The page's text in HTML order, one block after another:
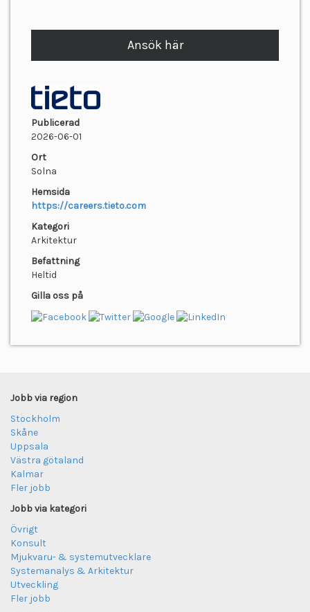
Ansök här
Publicerad
2026-06-01
Ort
Solna
Hemsida
https://careers.tieto.com
Kategori
Arkitektur
Befattning
Heltid
Gilla oss på
Jobb via region
Stockholm
Skåne
Uppsala
Västra götaland
Kalmar
Fler jobb
Jobb via kategori
Övrigt
Konsult
Mjukvaru- & systemutvecklare
Systemanalys & Arkitektur
Utveckling
Fler jobb